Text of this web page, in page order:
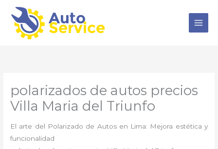
contenido
polarizados de autos precios
Villa Maria del Triunfo
El arte del Polarizado de Autos en Lima: Mejora estética y
funcionalidad